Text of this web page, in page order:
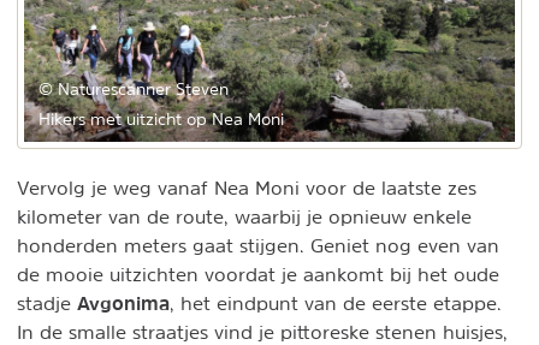
© Naturescanner Steven
Hikers met uitzicht op Nea Moni
Vervolg je weg vanaf Nea Moni voor de laatste zes
kilometer van de route, waarbij je opnieuw enkele
honderden meters gaat stijgen. Geniet nog even van
de mooie uitzichten voordat je aankomt bij het oude
stadje Avgonima , het eindpunt van de eerste etappe.
In de smalle straatjes vind je pittoreske stenen huisjes,